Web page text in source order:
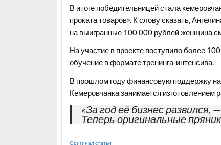
В итоге победительницей стала
проката товаров». К слову сказать,
на выигранные 100 000 рублей женщина
На участие в проекте поступило более
обучение в формате тренинга-интенсива.
В прошлом году финансовую поддержку
Кемеровчанка занимается
«За год её бизнес
Теперь оригинальные
Оригинал статьи